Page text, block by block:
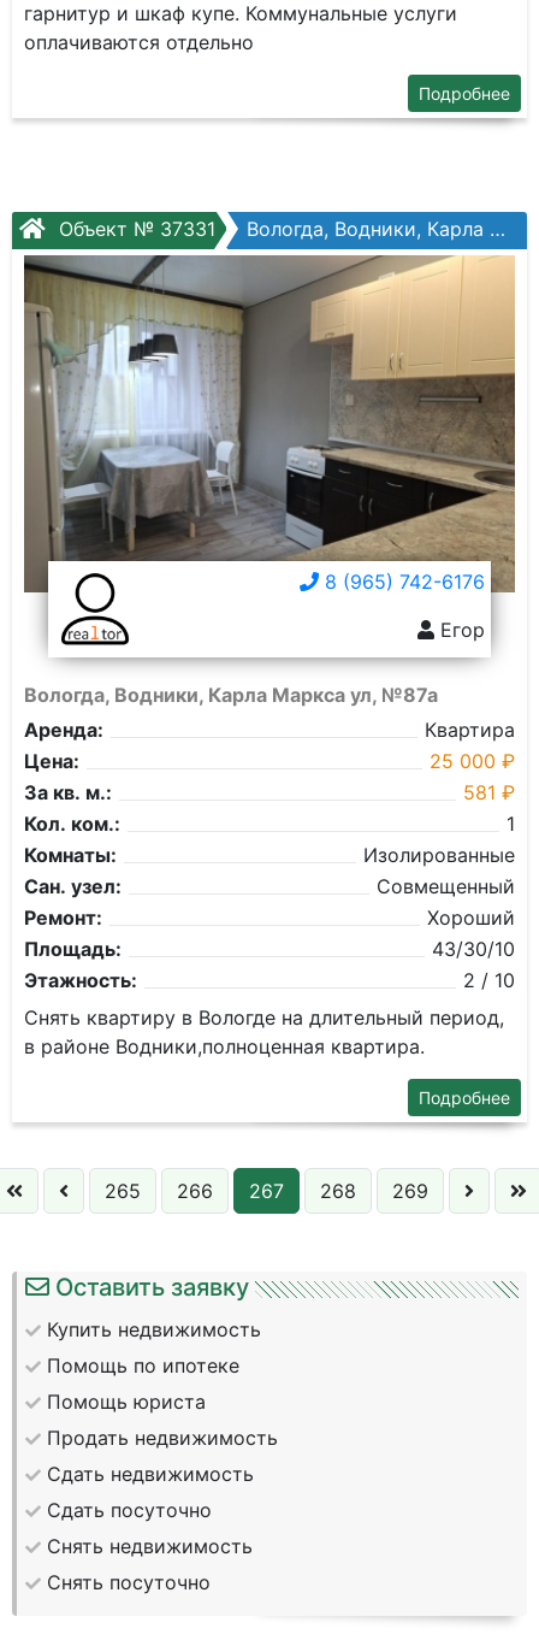
гарнитур и шкаф купе. Коммунальные услуги
оплачиваются отдельно
Подробнее
Объект № 37331 Вологда, Водники, Карла Маркса ул, №87а
8 (965) 742-6176
Егор
Вологда, Водники, Карла Маркса ул, №87а
Аренда:
Квартира
Цена:
25 000 ₽
За кв. м.:
581 ₽
Кол. ком.:
1
Комнаты:
Изолированные
Сан. узел:
Совмещенный
Ремонт:
Хороший
Площадь:
43/30/10
Этажность:
2 / 10
Снять квартиру в Вологде на длительный период,
в районе Водники,полноценная квартира.
Подробнее
265 266 267 268 269
Оставить заявку
Купить недвижимость
Помощь по ипотеке
Помощь юриста
Продать недвижимость
Сдать недвижимость
Сдать посуточно
Снять недвижимость
Снять посуточно